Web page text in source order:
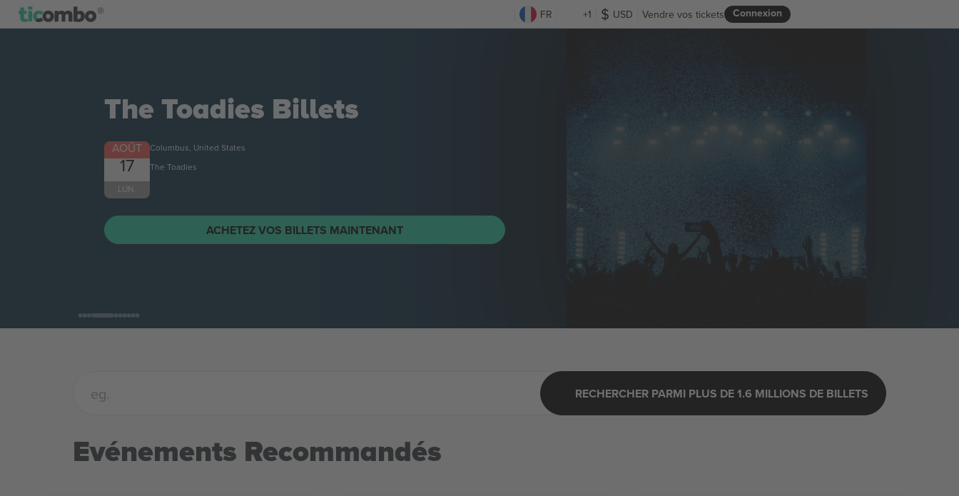
FR +1 USD Connexion
Vendre vos tickets
The Toadies Billets
AOÛT
17
LUN.
Columbus, United States
The Toadies
ACHETEZ VOS BILLETS MAINTENANT
RECHERCHER PARMI PLUS DE 1.6 MILLIONS DE BILLETS
Evénements Recommandés